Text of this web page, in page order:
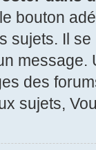
bouton
sujets. Il
message.
des
sujets,